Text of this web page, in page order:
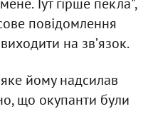
повідомлення
на звʼязок.
йому надсилав
що окупанти були